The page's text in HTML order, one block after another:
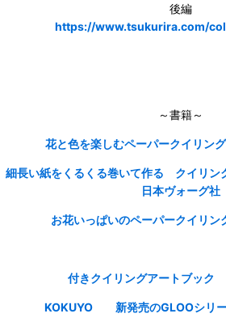
後編
https://www.tsukurira.com/
～書籍～
花と色を楽しむペーパークイリ
細長い紙をくるくる巻いて作る クイリ
日本ヴォーグ社
お花いっぱいのペーパークイリ
付きクイリングアートブッ
KOKUYO 新発売のGLOOシリ